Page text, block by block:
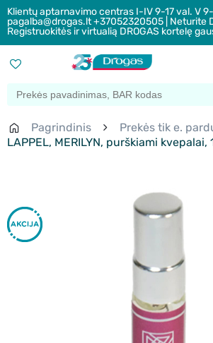
Klientų aptarnavimo centras I-IV 9-17 val. V
pagalba@drogas.lt +37052320505 | Neturite
Registruokitės ir virtualią DROGAS kortelę
Pagrindinis
Prekės tik e.
LAPPEL, MERILYN, purškiami kvepalai,